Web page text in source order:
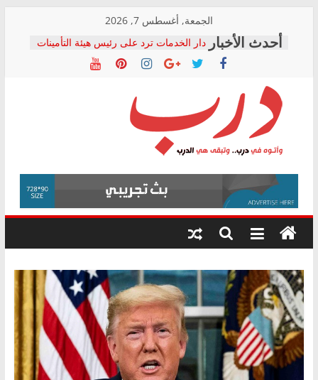
content
الجمعة, أغسطس 7, 2026
دار الخدمات ترد على رئيس هيئة التأمينات
بعد مؤتمره الصحفي: إنكار الأزمة لا ينهي
معاناة أصحاب المعاشات.. ونطالب بكشف
فرحات سليمان يكتب: القطاع الصحي إلى
أين؟
حزب التحالف الشعبي يطلق لجنة “الحق
في الصحة” بالإسكندرية لرصد الانتهاكات
ودعم المرضى
الوزاري لمدينة الصحفيين.. وانتهاء أعمال
إنشاء المبنى الإداري
المجلس القومي لحقوق الإنسان يعلن
متابعة قضية الدكتور محمد زهران.. ويؤكد:
قرينة البراءة وضمانات المحاكمة العادلة
درب
وأتوه
درب..
وتبقى
هي